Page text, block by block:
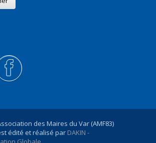
des Maires du Var (AMF83)
édité et réalisé par DAKIN -